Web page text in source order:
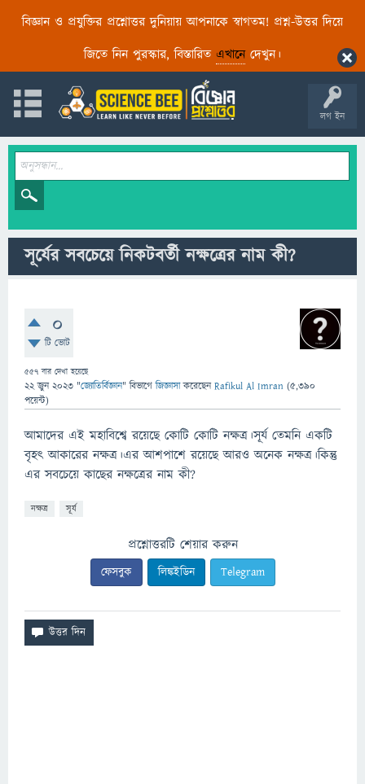
বিজ্ঞান ও প্রযুক্তির প্রশ্নোত্তর দুনিয়ায় আপনাকে স্বাগতম! প্রশ্ন-উত্তর দিয়ে
জিতে নিন পুরস্কার, বিস্তারিত এখানেদেখুন।
লগ ইন
সূর্যের সবচেয়ে নিকটবর্তী নক্ষত্রের নাম কী?
0
টি ভোট
557 বার দেখা হয়েছে
22 জুন 2023 "জ্যোতির্বিজ্ঞান" বিভাগে জিজ্ঞাসাকরেছেনRafikul Al Imran (5,390
পয়েন্ট)
আমাদের এই মহাবিশ্বে রয়েছে কোটি কোটি নক্ষত্র।সূর্য তেমনি একটি
বৃহৎ আকারের নক্ষত্র।এর আশপাশে রয়েছে আরও অনেক নক্ষত্র।কিন্তু
এর সবচেয়ে কাছের নক্ষত্রের নাম কী?
নক্ষত্র সূর্য
প্রশ্নোত্তরটি শেয়ার করুন
ফেসবুক লিঙ্কইডিন Telegram